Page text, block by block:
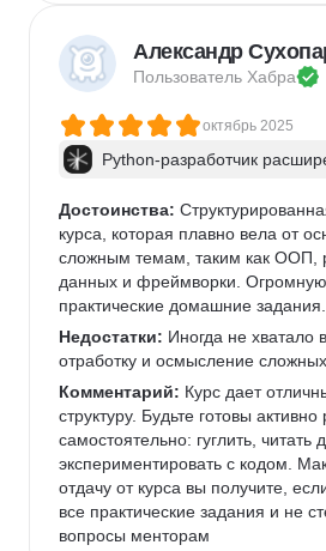
Александр
Пользователь Хабра
октябрь 2025
Python-разработчик
Достоинства:
курса, которая плавно вела от
сложным темам, таким как ООП,
данных и фреймворки. Огромную
практические домашние задания.
Недостатки: Иногда не хватало
отработку и осмысление
Комментарий: Курс дает
структуру. Будьте готовы активно
самостоятельно: гуглить, читать
экспериментировать с кодом.
отдачу от курса вы получите,
все практические задания и не
вопросы менторам